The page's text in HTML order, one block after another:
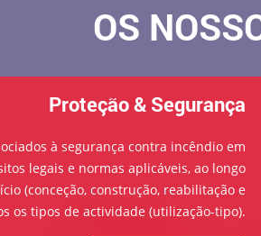
OS
Proteção & Segurança
à segurança contra incêndio em
legais e normas aplicáveis, ao longo
(conceção, construção, reabilitação e
os tipos de actividade (utilização-tipo).